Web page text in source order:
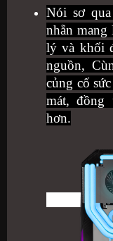
Nói sơ
nhẵn
lý và khối
nguồn,
củng cố
mát, đồng
hơn.